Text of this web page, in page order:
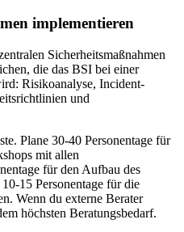
implementieren
Sicherheitsmaßnahmen
die das BSI bei einer
Risikoanalyse, Incident-
und
Plane 30-40 Personentage für
mit allen
für den Aufbau des
15 Personentage für die
Wenn du externe Berater
höchsten Beratungsbedarf.